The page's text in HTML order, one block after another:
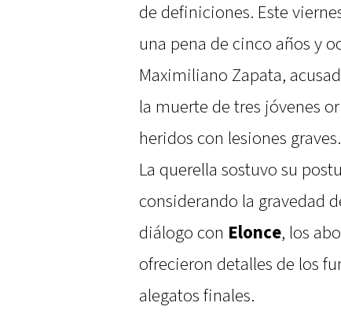
de definiciones. Este
una pena de cinco años y
Maximiliano Zapata,
la muerte de tres jóvenes
heridos con lesiones graves.
La querella sostuvo su
considerando la gravedad
diálogo con Elonce, los
ofrecieron detalles de los
alegatos finales.